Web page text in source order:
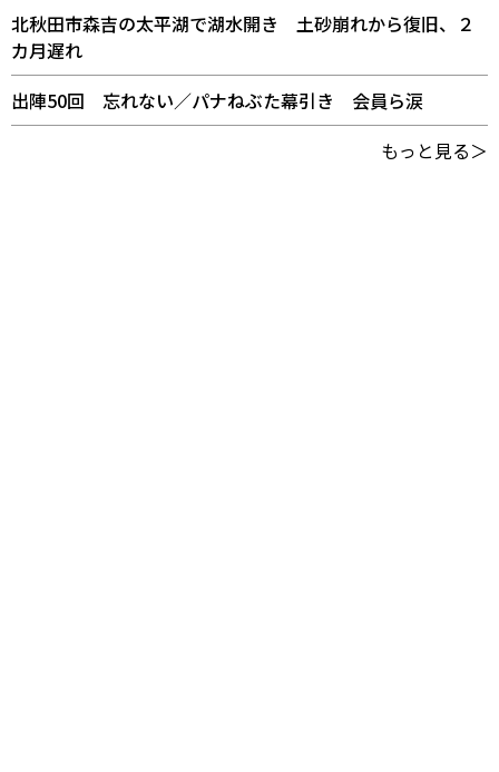
北秋田市森吉の太平湖で湖水開き 土砂崩れから復旧、２
カ月遅れ
出陣50回 忘れない／パナねぶた幕引き 会員ら涙
もっと見る＞